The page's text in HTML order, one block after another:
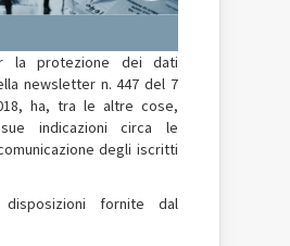
la protezione dei dati
newsletter n. 447 del 7
ha, tra le altre cose,
indicazioni circa le
degli iscritti
fornite dal